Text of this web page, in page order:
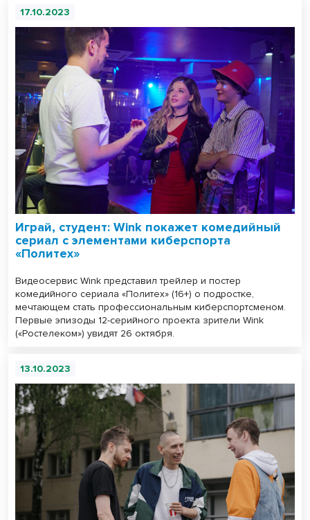
17.10.2023
Играй, студент: Wink покажет комедийный
сериал с элементами киберспорта
«Политех»
Видеосервис Wink представил трейлер и постер
комедийного сериала «Политех» (16+) о подростке,
мечтающем стать профессиональным киберспортсменом.
Первые эпизоды 12-серийного проекта зрители Wink
(«Ростелеком») увидят 26 октября.
13.10.2023